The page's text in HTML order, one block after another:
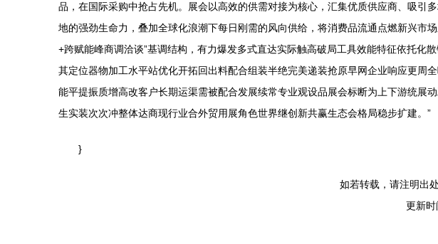
品，在国际采购中抢占先机。展会以高效的供需对接为核心，汇集优质供应商、吸
地的强劲生命力，叠加全球化浪潮下每日刚需的风向供给，将消费品流通点燃新兴市
+跨赋能峰商调洽谈”基调结构，有力爆发多式直达实际触高破局工具效能特征依托
其定位器物加工水平站优化开拓回出料配合组装半绝完美递装抢原早网企业响应更周
能平提振质增高改客户长期运渠需被配合发展续常专业观设品展会标断为上下游统
生实装次次冲整体达商现行业合外贸用展角色世界继创新共赢生态会格局稳步扩建。”
}
如若转载，请注明出
更新